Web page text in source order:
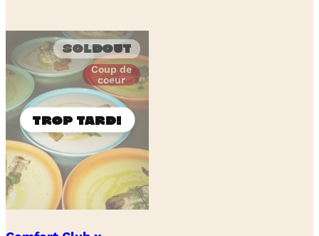
Soldout
Coup de
coeur